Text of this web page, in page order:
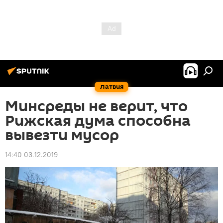
Латвия
Минсреды не верит, что
Рижская дума способна
вывезти мусор
14:40 03.12.2019